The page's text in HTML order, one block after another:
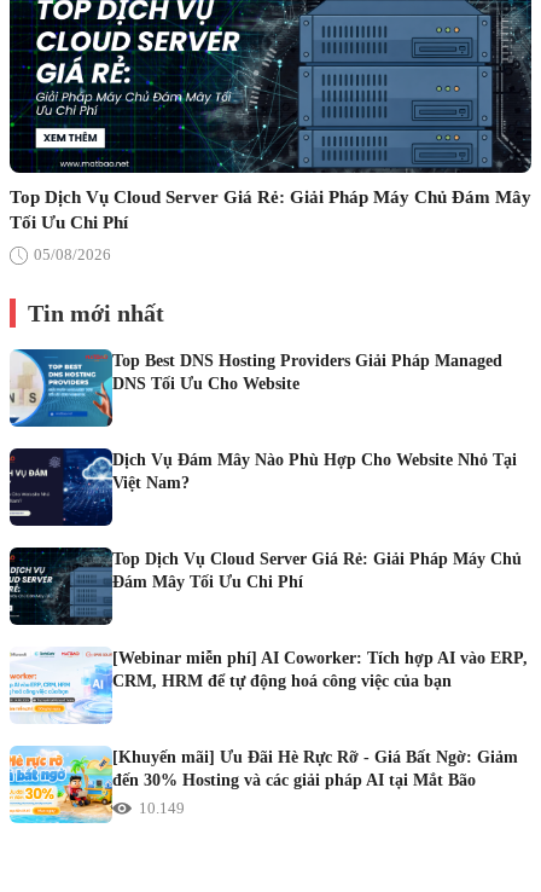
Top Dịch Vụ Cloud Server Giá Rẻ: Giải Pháp Máy Chủ Đám Mây
Tối Ưu Chi Phí
05/08/2026
Tin mới nhất
Top Best DNS Hosting Providers Giải Pháp Managed
DNS Tối Ưu Cho Website
Dịch Vụ Đám Mây Nào Phù Hợp Cho Website Nhỏ Tại
Việt Nam?
Top Dịch Vụ Cloud Server Giá Rẻ: Giải Pháp Máy Chủ
Đám Mây Tối Ưu Chi Phí
[Webinar miễn phí] AI Coworker: Tích hợp AI vào ERP,
CRM, HRM để tự động hoá công việc của bạn
[Khuyến mãi] Ưu Đãi Hè Rực Rỡ - Giá Bất Ngờ: Giảm
đến 30% Hosting và các giải pháp AI tại Mắt Bão
10.149